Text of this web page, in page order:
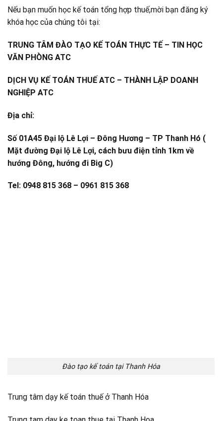
Nếu bạn muốn học kế toán tổng hợp thuế,mời bạn đăng ký
khóa học của chúng tôi tại:
TRUNG TÂM ĐÀO TẠO KẾ TOÁN THỰC TẾ – TIN HỌC
VĂN PHÒNG ATC
DỊCH VỤ KẾ TOÁN THUẾ ATC – THÀNH LẬP DOANH
NGHIỆP ATC
Địa chỉ:
Số 01A45 Đại lộ Lê Lợi – Đông Hương – TP Thanh Hó (
Mặt đường Đại lộ Lê Lợi, cách bưu điện tỉnh 1km về
hướng Đông, hướng đi Big C)
Tel: 0948 815 368 – 0961 815 368
Đào tạo kế toán tại Thanh Hóa
Trung tâm dạy kế toán thuế ở Thanh Hóa